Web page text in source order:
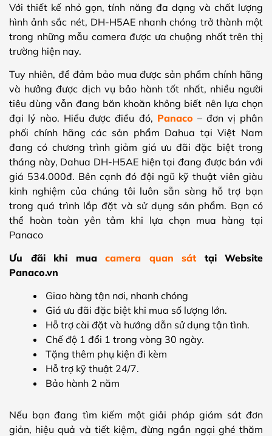
Với thiết kế nhỏ gọn, tính năng đa dạng và chất lượng
hình ảnh sắc nét, DH-H5AE nhanh chóng trở thành một
trong những mẫu camera được ưa chuộng nhất trên thị
trường hiện nay.
Tuy nhiên, để đảm bảo mua được sản phẩm chính hãng
và hưởng được dịch vụ bảo hành tốt nhất, nhiều người
tiêu dùng vẫn đang băn khoăn không biết nên lựa chọn
đại lý nào. Hiểu được điều đó, Panaco – đơn vị phân
phối chính hãng các sản phẩm Dahua tại Việt Nam
đang có chương trình giảm giá ưu đãi đặc biệt trong
tháng này, Dahua DH-H5AE hiện tại đang được bán với
giá 534.000đ. Bên cạnh đó đội ngũ kỹ thuật viên giàu
kinh nghiệm của chúng tôi luôn sẵn sàng hỗ trợ bạn
trong quá trình lắp đặt và sử dụng sản phẩm. Bạn có
thể hoàn toàn yên tâm khi lựa chọn mua hàng tại
Panaco
Ưu đãi khi mua camera quan sát tại Website
Panaco.vn
Giao hàng tận nơi, nhanh chóng
Giá ưu đãi đặc biệt khi mua số lượng lớn.
Hỗ trợ cài đặt và hướng dẫn sử dụng tận tình.
Chế độ 1 đổi 1 trong vòng 30 ngày.
Tặng thêm phụ kiện đi kèm
Hỗ trợ kỹ thuật 24/7.
Bảo hành 2 năm
Nếu bạn đang tìm kiếm một giải pháp giám sát đơn
giản, hiệu quả và tiết kiệm, đừng ngần ngại ghé thăm